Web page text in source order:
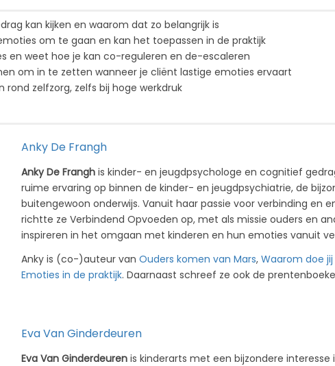
kan kijken en waarom dat zo belangrijk is
om te gaan en kan het toepassen in de praktijk
en weet hoe je kan co-reguleren en de-escaleren
om in te zetten wanneer je cliënt lastige emoties ervaart
zelfzorg, zelfs bij hoge werkdruk
Anky De Frangh
Anky De Franghis kinder- en jeugdpsychologe en cognitief
ruime ervaring op binnen de kinder- en jeugdpsychiatrie, de
buitengewoon onderwijs. Vanuit haar passie voor verbinding en
richtte ze Verbindend Opvoeden op, met als missie ouders en
inspireren in het omgaan met kinderen en hun emoties vanuit
Anky is (co-)auteur vanOuders komen van Mars,Waarom doe
Emoties in de praktijk. Daarnaast schreef ze ook de
Eva Van Ginderdeuren
Eva Van Ginderdeuren is kinderarts met een bijzondere